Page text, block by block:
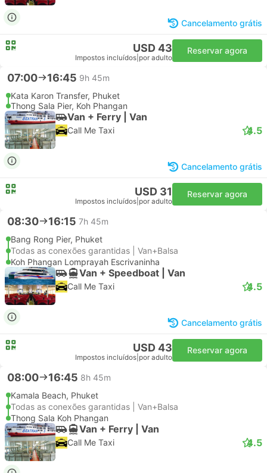
Cancelamento grátis
USD 43
Impostos incluídos por adulto
Reservar agora
07:00 16:45 9h 45m
Kata Karon Transfer, Phuket
Thong Sala Pier, Koh Phangan
Van + Ferry | Van
Call Me Taxi 4.5
Cancelamento grátis
USD 31
Impostos incluídos por adulto
Reservar agora
08:30 16:15 7h 45m
Bang Rong Pier, Phuket
Todas as conexões garantidas | Van+Balsa
Koh Phangan Lomprayah Escrivaninha
Van + Speedboat | Van
Call Me Taxi 4.5
Cancelamento grátis
USD 43
Impostos incluídos por adulto
Reservar agora
08:00 16:45 8h 45m
Kamala Beach, Phuket
Todas as conexões garantidas | Van+Balsa
Thong Sala Koh Phangan
Van + Ferry | Van
Call Me Taxi 4.5